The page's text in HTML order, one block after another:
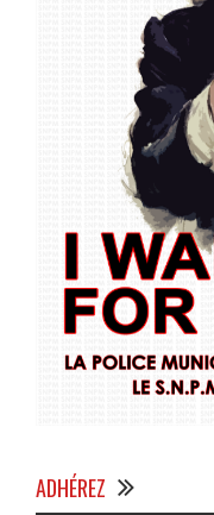
ADHÉREZ